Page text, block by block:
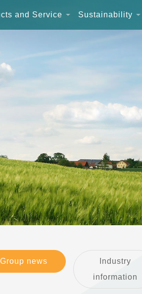
and Service Sustainability
Group news
Industry
information